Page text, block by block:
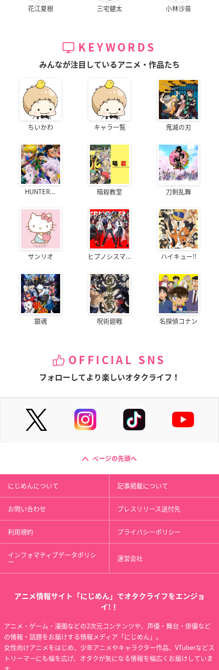
花江夏樹 三宅健太 小林沙苗
KEYWORDS
みんなが注目しているアニメ・作品たち
ちいかわ キャラ一覧 鬼滅の刃
HUNTER... 暗殺教室 刀剣乱舞
サンリオ ヒプノシスマ... ハイキュー!!
銀魂 呪術廻戦 名探偵コナン
OFFICIAL SNS
フォローしてより楽しいオタクライフ！
ページの先頭へ
にじめんについて 記事掲載について
お問い合わせ プレスリリース送付先
利用規約 プライバシーポリシー
インフォマティブデータポリシ
ー 運営会社
アニメ情報サイト「にじめん」でオタクライフをエンジョ
イ!！
アニメ・ゲーム・漫画などの2次元コンテンツや、声優・舞台・俳優など
の情報・話題をお届けする情報メディア「にじめん」。
女性向けアニメをはじめ、少年アニメやキャラクター作品、VTuberなどス
トリーマーにも幅を広げ、オタクが気になる情報を幅広くお届けしていま